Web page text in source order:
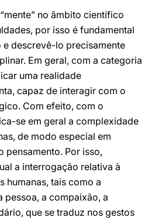
no âmbito científico
por isso é fundamental
descrevê-lo precisamente
Em geral, com a categoria
uma realidade
capaz de interagir com o
Com efeito, com o
se em geral a complexidade
de modo especial em
pensamento. Por isso,
a interrogação relativa à
humanas, tais como a
pessoa, a compaixão, a
que se traduz nos gestos